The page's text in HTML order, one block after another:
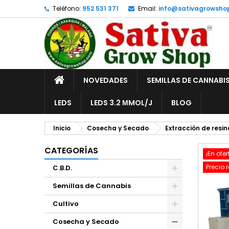
Teléfono: 952 531 371 Email:
INICIONOVEDADES SEMILLAS DE CANNABIS
LEDS LEDS 3.2 ΜMOL/J BLOG
Inicio Cosecha y Secado Extracción de
CATEGORÍAS
C.B.D.
Semillas de Cannabis
Cultivo
Cosecha y Secado
¡En
Precio